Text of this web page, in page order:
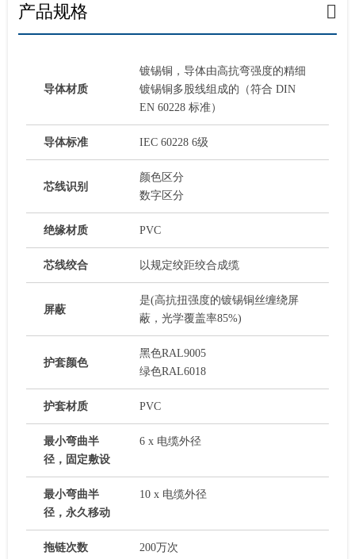
产品规格
导体材质
镀锡铜，导体由高抗弯强度的精细
镀锡铜多股线组成的（符合 DIN
EN 60228 标准）
导体标准 IEC 60228 6级
芯线识别
颜色区分
数字区分
绝缘材质 PVC
芯线绞合 以规定绞距绞合成缆
屏蔽
是(高抗扭强度的镀锡铜丝缠绕屏
蔽，光学覆盖率85%)
护套颜色
黑色RAL9005
绿色RAL6018
护套材质 PVC
最小弯曲半
径，固定敷设
6 x 电缆外径
最小弯曲半
径，永久移动
10 x 电缆外径
拖链次数 200万次